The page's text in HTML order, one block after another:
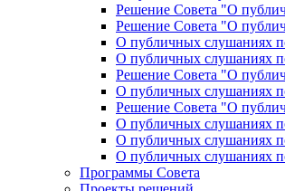
Решение Совета "О
Решение Совета "О
О публичных слушаниях
О публичных слушаниях
Решение Совета "О
О публичных слушаниях
Решение Совета "О
О публичных слушаниях
О публичных слушаниях
О публичных слушаниях
Программы Совета